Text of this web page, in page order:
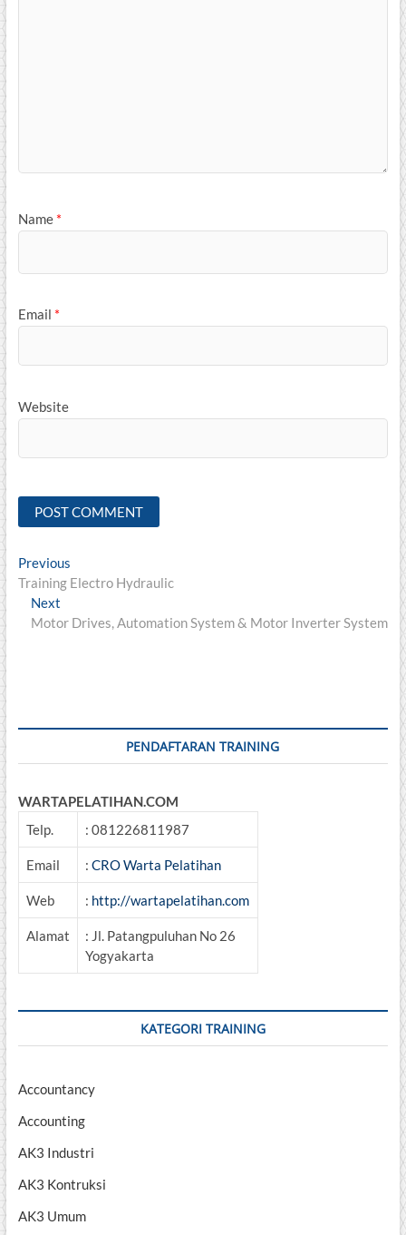
Name *
Email *
Website
Post
navigation
PreviousPrevious
post:
Training Electro Hydraulic
Next
post:
Motor Drives, Automation System & Motor Inverter System
PENDAFTARAN TRAINING
WARTAPELATIHAN.COM
Telp.
: 081226811987
Email : CRO Warta Pelatihan
Web : http://wartapelatihan.com
Alamat
: Jl. Patangpuluhan No 26
Yogyakarta
KATEGORI TRAINING
Accountancy
Accounting
AK3 Industri
AK3 Kontruksi
AK3 Umum